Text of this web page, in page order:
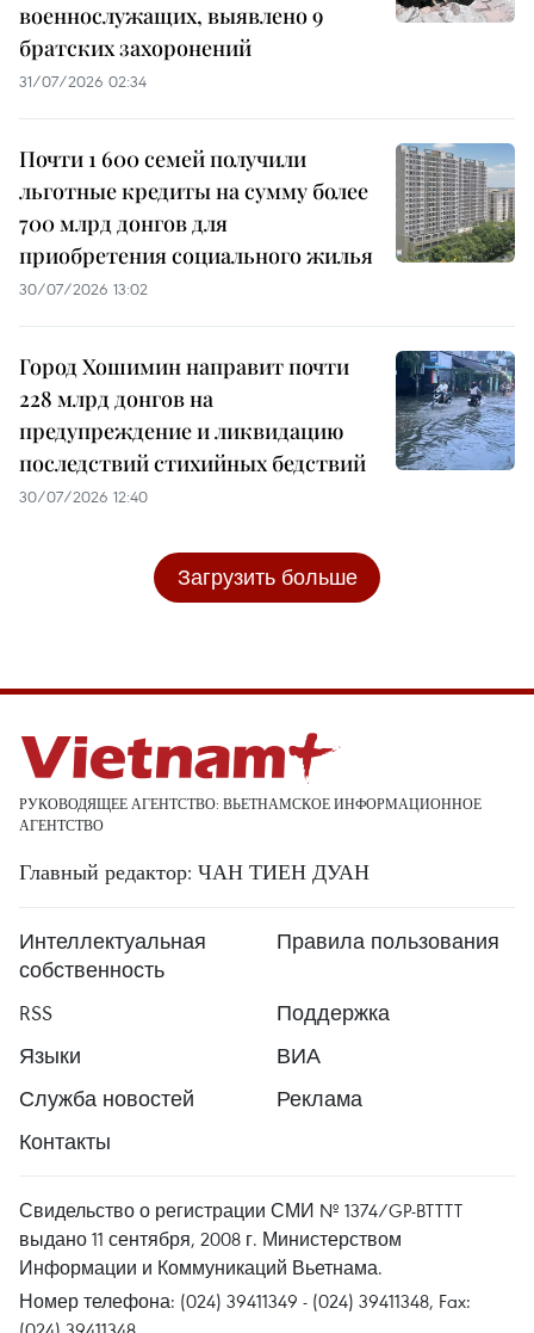
военнослужащих, выявлено 9
братских захоронений
31/07/2026 02:34
Почти 1 600 семей получили
льготные кредиты на сумму более
700 млрд донгов для
приобретения социального жилья
30/07/2026 13:02
Город Хошимин направит почти
228 млрд донгов на
предупреждение и ликвидацию
последствий стихийных бедствий
30/07/2026 12:40
Загрузить больше
РУКОВОДЯЩЕЕ АГЕНТСТВО: ВЬЕТНАМСКОЕ ИНФОРМАЦИОННОЕ
АГЕНТСТВО
Главный редактор: ЧАН ТИЕН ДУАН
Интеллектуальная
собственность
Правила пользования
RSS
Поддержка
Языки
ВИА
Служба новостей
Реклама
Контакты
Свидельство о регистрации СМИ № 1374/GP-BTTTT
выдано 11 сентября, 2008 г. Министерством
Информации и Коммуникаций Вьетнама.
Номер телефона: (024) 39411349 - (024) 39411348, Fax: